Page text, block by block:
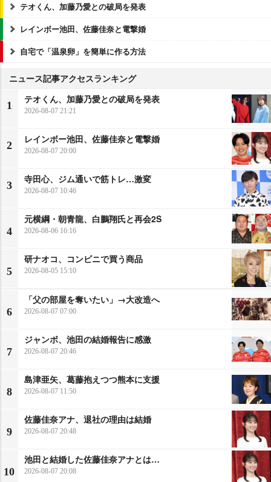
テオくん、加藤乃愛との破局を発表
レインボー池田、佐藤佳奈と電撃婚
自宅で「温泉卵」を簡単に作る方法
ニュース記事アクセスランキング
1
テオくん、加藤乃愛との破局を発表
2026-08-07 21:21
2
レインボー池田、佐藤佳奈と電撃婚
2026-08-07 20:00
3
寺田心、ジム通いで筋トレ…激変
2026-08-07 10:46
4
元横綱・朝青龍、白鵬翔氏と再会2S
2026-08-06 16:16
5
研ナオコ、コンビニで買う商品
2026-08-05 15:10
6
「父の部屋を奪いたい」→大改造へ
2026-08-07 07:00
7
ジャンボ、池田の結婚報告に感激
2026-08-07 20:46
8
島津亜矢、葛藤抱えつつ熊本に支援
2026-08-07 11:50
9
佐藤佳奈アナ、退社の理由は結婚
2026-08-07 20:48
10
池田と結婚した佐藤佳奈アナとは…
2026-08-07 20:08